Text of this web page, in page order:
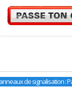
de signalisation :